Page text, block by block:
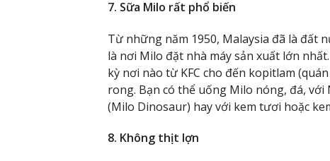
7. Sữa Milo rất phổ biến
Từ những năm 1950, Malaysia đã là đất
là nơi Milo đặt nhà máy sản xuất lớn
kỳ nơi nào từ KFC cho đến kopitlam
rong. Bạn có thể uống Milo nóng, đá,
(Milo Dinosaur) hay với kem tươi hoặc
8. Không thịt lợn